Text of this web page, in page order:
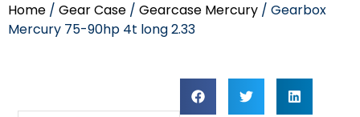
Home / Gear Case / Gearcase Mercury / Gearbox
Mercury 75-90hp 4t long 2.33